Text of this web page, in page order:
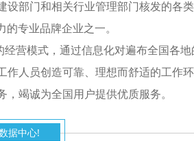
部门和相关行业管理部门核发的各
专业品牌企业之一。
营模式，通过信息化对遍布全国各地
作人员创造可靠、理想而舒适的工作
竭诚为全国用户提供优质服务。
据中心!